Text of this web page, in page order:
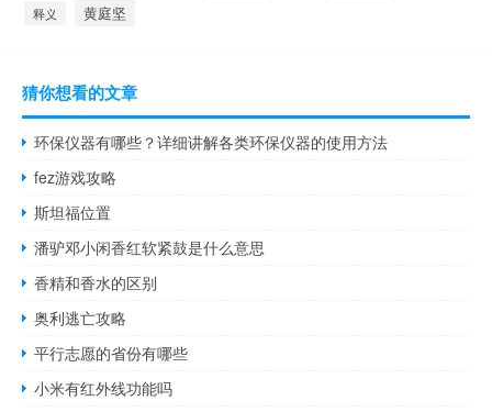
释义 黄庭坚
猜你想看的文章
环保仪器有哪些？详细讲解各类环保仪器的使用方法
fez游戏攻略
斯坦福位置
潘驴邓小闲香红软紧鼓是什么意思
香精和香水的区别
奥利逃亡攻略
平行志愿的省份有哪些
小米有红外线功能吗